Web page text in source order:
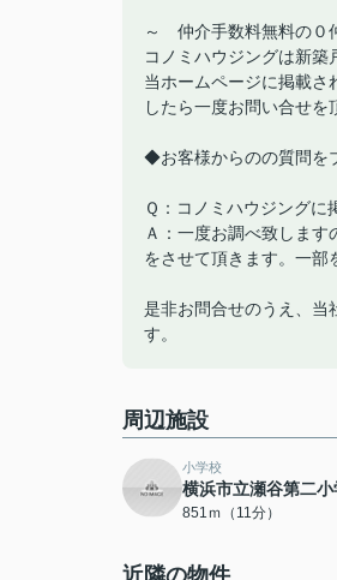
～ 仲介手数料無料の
コノミハウジングは新
当ホームページに掲載さ
したら一度お問い合せを
◆お客様からのの質問を
Ｑ：コノミハウジングに
Ａ：一度お調べ致しま
をさせて頂きます。一部
是非お問合せのうえ、当
す。
周辺施設
小学校
横浜市立瀬谷第二小
851ｍ（11分）
近隣の物件